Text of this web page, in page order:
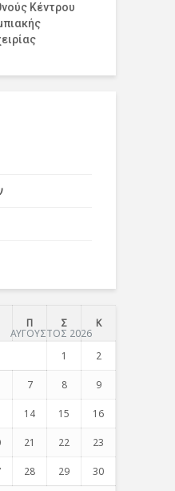
Κέντρου
ΑΥΓΟΥΣΤΟΣ 2026
Π Σ Κ
1 2
7 8 9
14 15 16
21 22 23
28 29 30